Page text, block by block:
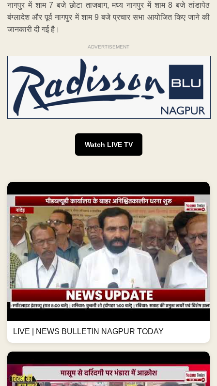
नागपुर में शाम 7 बजे छोटा ताजबाग, मध्य नागपुर में शाम 8 बजे तांडापेठ
बंग्लादेश और पूर्व नागपुर में शाम 9 बजे प्रचार सभा आयोजित किए जाने की
जानकारी दी गई है।
ADVERTISEMENT
Watch LIVE TV
LIVE | NEWS BULLETIN NAGPUR TODAY